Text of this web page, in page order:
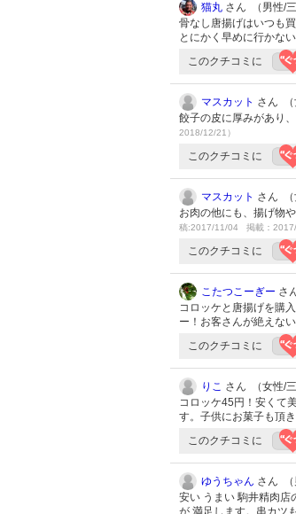
猫丸 さん （男性/
骨なし唐揚げはいつも
とにかく早めに行かな
このクチコミに
マスカット さん （
餃子の皮に厚みがあり
2018/12/21）
このクチコミに
マスカット さん （
お肉の他にも、揚げ物
稿:2017/11/04 掲載：2017/
このクチコミに
こたつこーぎー さ
コロッケと唐揚げを購
ー！お客さんが絶えな
このクチコミに
りこ さん （女性/
コロッケ45円！安くて
す。子供にお菓子も頂
このクチコミに
ゆうちゃん さん （
安い うまい 駒井精肉店
が 満足します。串カツ